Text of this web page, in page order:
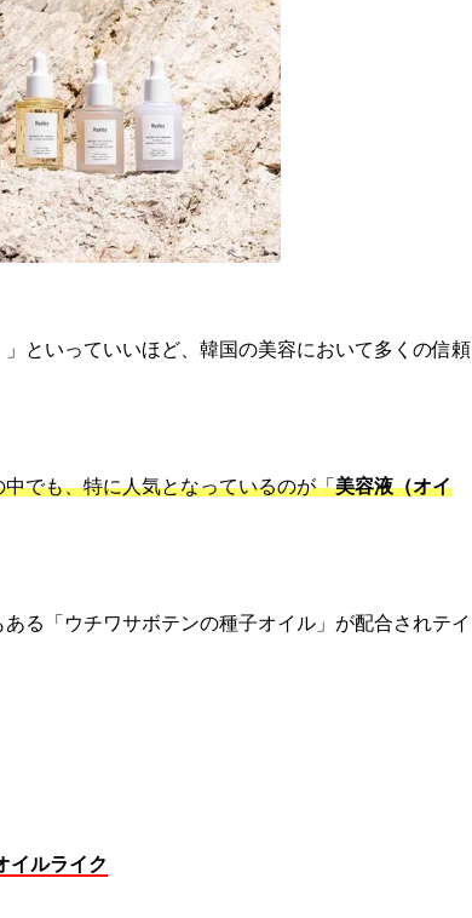
」といっていいほど、韓国の美容において多くの信頼
でも、特に人気となっているのが「美容液（オイ
る「ウチワサボテンの種子オイル」が配合されテイ
イルライク